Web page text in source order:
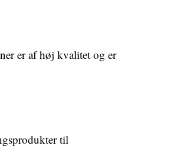
er af høj kvalitet og er
til